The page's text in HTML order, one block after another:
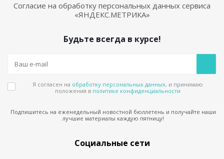
Согласие на обработку персональных данных сервиса
«ЯНДЕКС.МЕТРИКА»
Будьте всегда в курсе!
Я согласен на обработку персональных данных, и принимаю
положения в политике конфиденциальности
Подпишитесь на еженедельный новостной бюллетень и получайте наши
лучшие материалы каждую пятницу!
Социальные сети